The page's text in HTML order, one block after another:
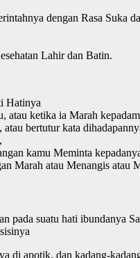
dengan Rasa Suka
Lahir dan Batin.
Hatinya
atau ketika ia Marah
bertutur kata
kamu Meminta
Marah atau Menangis atau
pada suatu hati ibundanya
di apotik, dan kadang-